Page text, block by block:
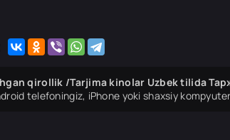
qirollik /Tarjima kinolar Uzbek tilida
telefoningiz, iPhone yoki shaxsiy